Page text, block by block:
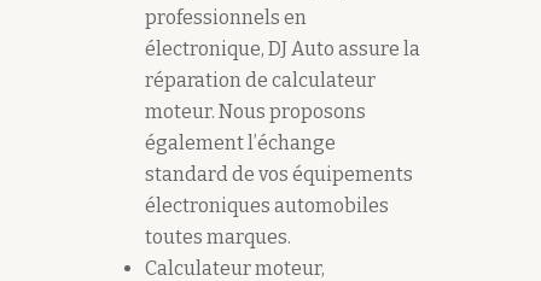
professionnels en
électronique, DJ Auto assure la
réparation de calculateur
moteur. Nous proposons
également l’échange
standard de vos équipements
électroniques automobiles
toutes marques.
Calculateur moteur,